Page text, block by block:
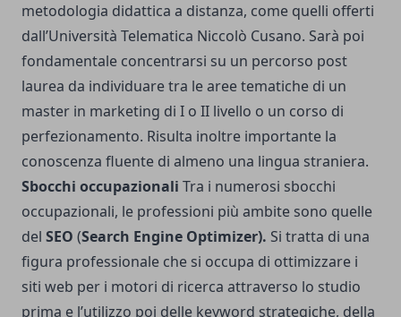
metodologia didattica a distanza, come quelli offerti
dall’Università Telematica Niccolò Cusano. Sarà poi
fondamentale concentrarsi su un percorso post
laurea da individuare tra le aree tematiche di un
master in marketing di I o II livello o un corso di
perfezionamento. Risulta inoltre importante la
conoscenza fluente di almeno una lingua straniera.
Sbocchi occupazionali Tra i numerosi sbocchi
occupazionali, le professioni più ambite sono quelle
del SEO (Search Engine Optimizer). Si tratta di una
figura professionale che si occupa di ottimizzare i
siti web per i motori di ricerca attraverso lo studio
prima e l’utilizzo poi delle keyword strategiche, della